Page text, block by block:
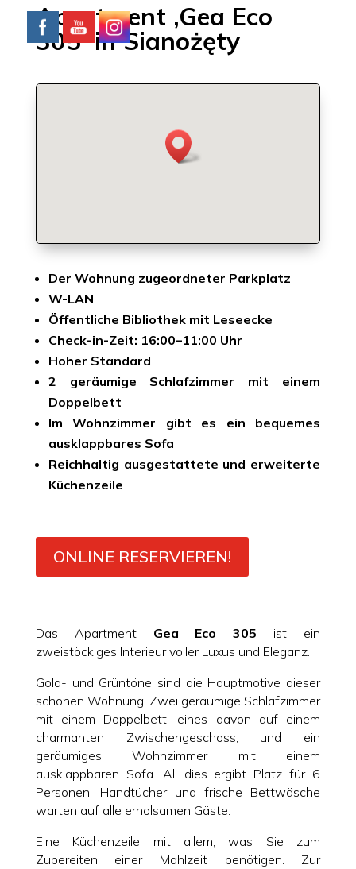
Apartment ‚Gea Eco
305‘ in Sianożęty
Der Wohnung zugeordneter Parkplatz
W-LAN
Öffentliche Bibliothek mit Leseecke
Check-in-Zeit: 16:00–11:00 Uhr
Hoher Standard
2 geräumige Schlafzimmer mit einem
Doppelbett
Im Wohnzimmer gibt es ein bequemes
ausklappbares Sofa
Reichhaltig ausgestattete und erweiterte
Küchenzeile
ONLINE RESERVIEREN!
Das Apartment Gea Eco 305 ist ein
zweistöckiges Interieur voller Luxus und Eleganz.
Gold- und Grüntöne sind die Hauptmotive dieser
schönen Wohnung. Zwei geräumige Schlafzimmer
mit einem Doppelbett, eines davon auf einem
charmanten Zwischengeschoss, und ein
geräumiges Wohnzimmer mit einem
ausklappbaren Sofa. All dies ergibt Platz für 6
Personen. Handtücher und frische Bettwäsche
warten auf alle erholsamen Gäste.
Eine Küchenzeile mit allem, was Sie zum
Zubereiten einer Mahlzeit benötigen. Zur